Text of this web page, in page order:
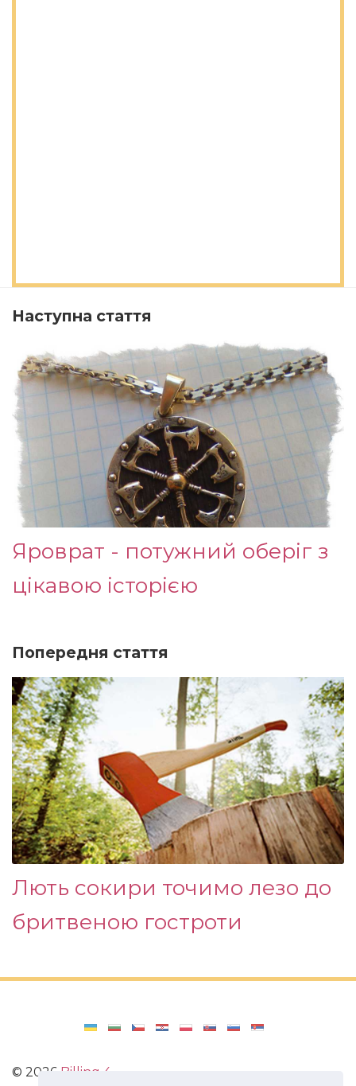
Наступна стаття
Яроврат - потужний оберіг з
цікавою історією
Попередня стаття
Лють сокири точимо лезо до
бритвеною гостроти
© 2026 Billing 4